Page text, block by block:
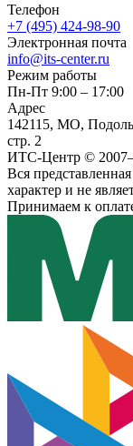
Телефон
+7 (495) 424-98-90
Электронная почта
info@its-center.ru
Режим работы
Пн-Пт 9:00 – 17:00
Адрес
142115, МО,
стр. 2
ИТС-Центр ©
Вся
характер и не
Принимаем к